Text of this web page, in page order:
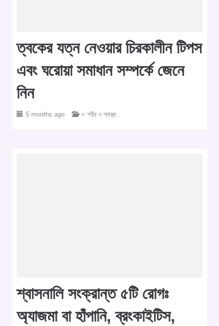
ত্বকের যত্ন নেওয়ার চিরকালীন টিপস
এবং ঘরোয়া সমাধান সম্পর্কে জেনে
নিন
5 months ago ○ শরীর ও স্বাস্থ্য
শ্বাসনালি সংক্রান্ত ৫টি রোগঃ
অ্যাজমা বা হাঁপানি, ব্রংকাইটিস,